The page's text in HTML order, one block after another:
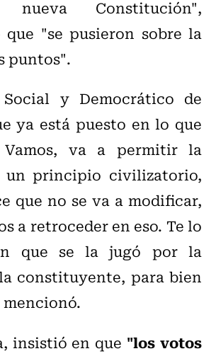
Constitución",
que "se pusieron sobre la
puntos".
y Democrático de
ya está puesto en lo que
va a permitir la
un principio civilizatorio,
que no se va a modificar,
a retroceder en eso. Te lo
que se la jugó por la
constituyente, para bien
insistió en que "los votos